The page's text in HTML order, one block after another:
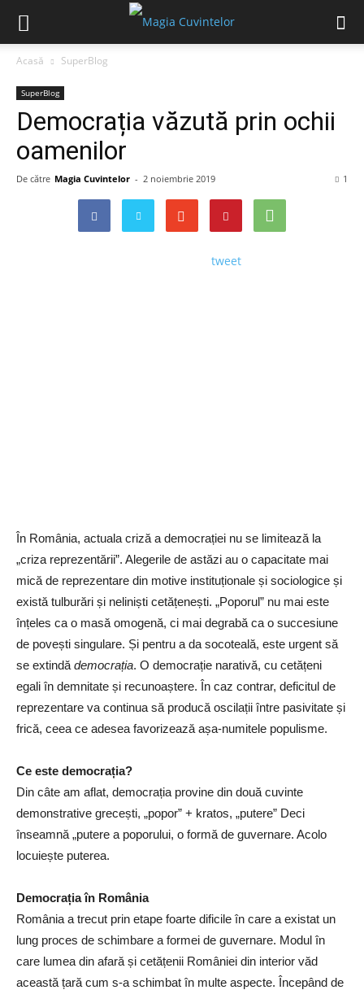
Acasă SuperBlog
SuperBlog
Democrația văzută prin ochii
oamenilor
De către Magia Cuvintelor - 2 noiembrie 2019 1
tweet
În România, actuala criză a democrației nu se limitează la
„criza reprezentării”. Alegerile de astăzi au o capacitate mai
mică de reprezentare din motive instituționale și sociologice și
există tulburări și neliniști cetățenești. „Poporul” nu mai este
înțeles ca o masă omogenă, ci mai degrabă ca o succesiune
de povești singulare. Și pentru a da socoteală, este urgent să
se extindă democrația. O democrație narativă, cu cetățeni
egali în demnitate și recunoaștere. În caz contrar, deficitul de
reprezentare va continua să producă oscilații între pasivitate și
frică, ceea ce adesea favorizează așa-numitele populisme.
Ce este democrația?
Din câte am aflat, democrația provine din două cuvinte
demonstrative grecești, „popor” + kratos, „putere” Deci
înseamnă „putere a poporului, o formă de guvernare. Acolo
locuiește puterea.
Democrația în România
România a trecut prin etape foarte dificile în care a existat un
lung proces de schimbare a formei de guvernare. Modul în
care lumea din afară și cetățenii României din interior văd
această țară cum s-a schimbat în multe aspecte. Începând de